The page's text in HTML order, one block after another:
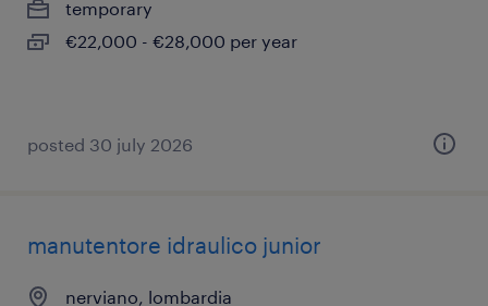
temporary
€22,000 - €28,000 per year
posted 30 july 2026
manutentore idraulico junior
nerviano, lombardia